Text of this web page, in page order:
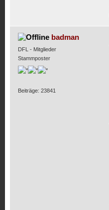
badman
DFL - Mitglieder
Stammposter
Beiträge: 23841